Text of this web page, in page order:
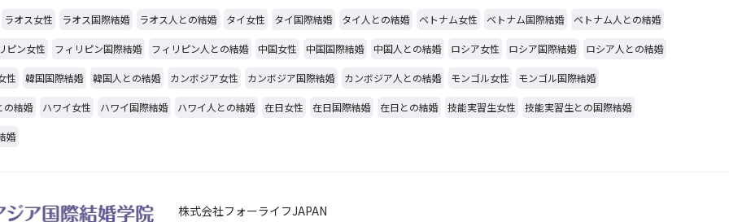
ラオス女性 ラオス国際結婚 ラオス人との結婚 タイ女性 タイ国際結婚 タイ人との結婚 ベトナム女性 ベトナム国際結婚 ベトナム人との結婚
ピン女性 フィリピン国際結婚 フィリピン人との結婚 中国女性 中国国際結婚 中国人との結婚 ロシア女性 ロシア国際結婚 ロシア人との結婚
性 韓国国際結婚 韓国人との結婚 カンボジア女性 カンボジア国際結婚 カンボジア人との結婚 モンゴル女性 モンゴル国際結婚
の結婚 ハワイ女性 ハワイ国際結婚 ハワイ人との結婚 在日女性 在日国際結婚 在日との結婚 技能実習生女性 技能実習生との国際結婚
婚
株式会社フォーライフJAPAN